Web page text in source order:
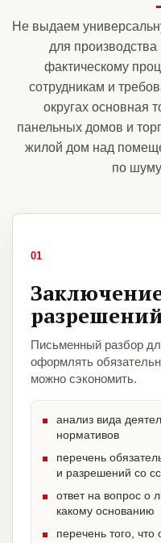
Не выдаем
для
фактическому
сотрудникам и
округах основная
панельных домов и
жилой дом над
по
01
Письменный разбор
оформлять
можно сэкономить.
анализ вида
нормативов
перечень
и разрешений со
ответ на вопрос о
какому основанию
перечень того,